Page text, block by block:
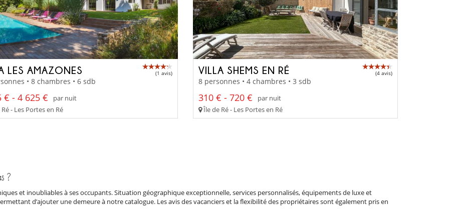
LES AMAZONES (1 avis)
• 8 chambres • 6 sdb
€ - 4 625 €
par nuit
- Les Portes en Ré
VILLA SHEMS EN RÉ (4 avis)
8 personnes • 4 chambres • 3 sdb
310 € - 720 €
par nuit
Île de Ré - Les Portes en Ré
?
et inoubliables à ses occupants. Situation géographique exceptionnelle, services personnalisés, équipements de luxe et
d’ajouter une demeure à notre catalogue. Les avis des vacanciers et la flexibilité des propriétaires sont également pris en